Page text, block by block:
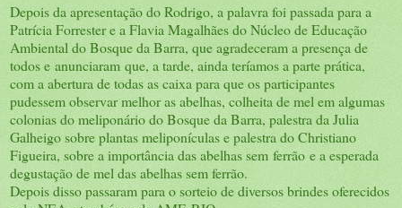
Depois da apresentação do Rodrigo, a palavra foi passada para a
Patrícia Forrester e a Flavia Magalhães do Núcleo de Educação
Ambiental do Bosque da Barra, que agradeceram a presença de
todos e anunciaram que, a tarde, ainda teríamos a parte prática,
com a abertura de todas as caixa para que os participantes
pudessem observar melhor as abelhas, colheita de mel em algumas
colonias do meliponário do Bosque da Barra, palestra da Julia
Galheigo sobre plantas meliponículas e palestra do Christiano
Figueira, sobre a importância das abelhas sem ferrão e a esperada
degustação de mel das abelhas sem ferrão.
Depois disso passaram para o sorteio de diversos brindes oferecidos